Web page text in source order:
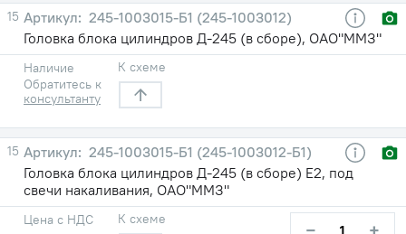
15
245-1003015-Б1 (245-1003012)
Головка блока цилиндров Д-245 (в сборе), ОАО"ММЗ"
Наличие
Обратитесь к
консультанту
К схеме
15
245-1003015-Б1 (245-1003012-Б1)
Головка блока цилиндров Д-245 (в сборе) Е2, под
свечи накаливания, ОАО"ММЗ"
Цена с НДС К схеме